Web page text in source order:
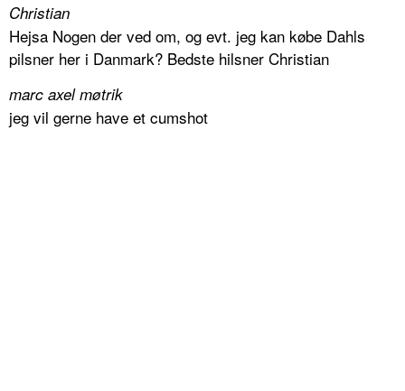
Christian
Hejsa Nogen der ved om, og evt. jeg kan købe Dahls
pilsner her i Danmark? Bedste hilsner Christian
marc axel møtrik
jeg vil gerne have et cumshot